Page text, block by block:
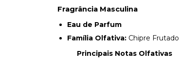
Fragrância Masculina
Eau de Parfum
Família Olfativa: Chipre Frutado
Principais Notas Olfativas